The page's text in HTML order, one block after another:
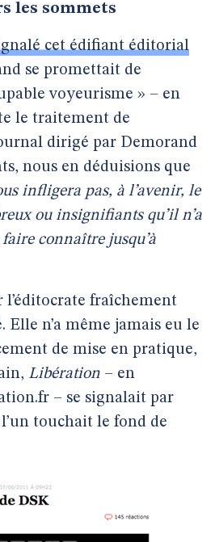
les sommets
cet édifiant éditorial
se promettait de
voyeurisme » – en
le traitement de
dirigé par Demorand
nous en déduisions que
infligera pas, à l’avenir, le
ou insignifiants qu’il n’a
faire connaître jusqu’à
l’éditocrate fraîchement
Elle n’a même jamais eu le
de mise en pratique,
Libération – en
– se signalait par
touchait le fond de